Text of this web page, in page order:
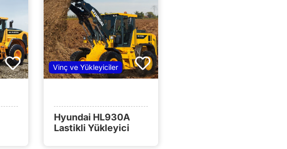
Vinç ve Yükleyiciler
Hyundai HL930A
Lastikli Yükleyici